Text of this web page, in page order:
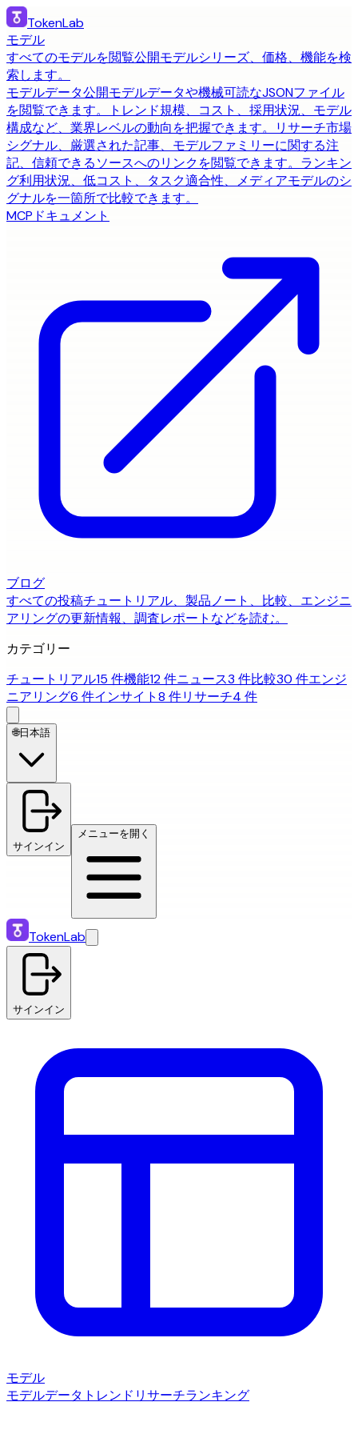
TokenLab
モデル
すべてのモデルを閲覧公開モデルシリーズ、価格、機能を検
索します。
モデルデータ公開モデルデータや機械可読なJSONファイル
を閲覧できます。
トレンド規模、コスト、採用状況、モデル
構成など、業界レベルの動向を把握できます。
リサーチ市場
シグナル、厳選された記事、モデルファミリーに関する注
記、信頼できるソースへのリンクを閲覧できます。 ランキン
グ利用状況、低コスト、タスク適合性、メディアモデルのシ
グナルを一箇所で比較できます。
MCP ドキュメント
ブログ
すべての投稿チュートリアル、製品ノート、比較、エンジニ
アリングの更新情報、調査レポートなどを読む。
カテゴリー
チュートリアル15 件機能12 件ニュース3 件比較30 件エンジ
ニアリング6 件インサイト8 件リサーチ4 件
🌐日本語
サインイン
メニューを開く
TokenLab
サインイン
モデル
モデルデータ トレンド リサーチランキング